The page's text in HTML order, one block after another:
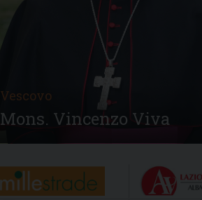
Vescovo
Mons. Vincenzo Viva